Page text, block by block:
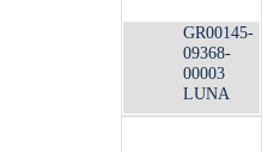
GR00145-
09368-
00003
LUNA